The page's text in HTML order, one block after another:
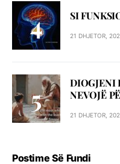
SI
21 DHJETOR,
DIOGJENI
NEVOJË
21 DHJETOR,
Postime Së Fundi